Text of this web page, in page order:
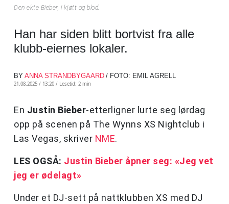
Den ekte Bieber, i kjøtt og blod.
Han har siden blitt bortvist fra alle
klubb-eiernes lokaler.
BY ANNA STRANDBYGAARD / FOTO: EMIL AGRELL
21.08.2025 / 13:20 / Lesetid: 2 min
En Justin Bieber-etterligner lurte seg lørdag
opp på scenen på The Wynns XS Nightclub i
Las Vegas, skriver NME.
LES OGSÅ: Justin Bieber åpner seg: «Jeg vet
jeg er ødelagt»
Under et DJ-sett på nattklubben XS med DJ